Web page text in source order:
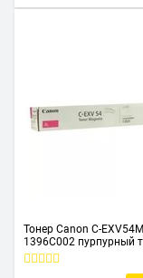
Тонер Canon C-EXV54M
1396C002 пурпурный
копира C3025i